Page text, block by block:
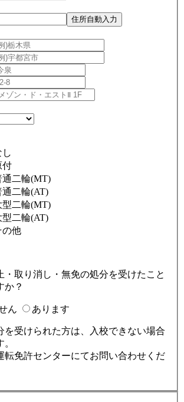
し
付
通二輪(MT)
通二輪(AT)
型二輪(MT)
型二輪(AT)
の他
・取り消し・無免の処分を受けたこと
か？
ん あります
を受けられた方は、入校できない場合
転免許センターにてお問い合わせくだ